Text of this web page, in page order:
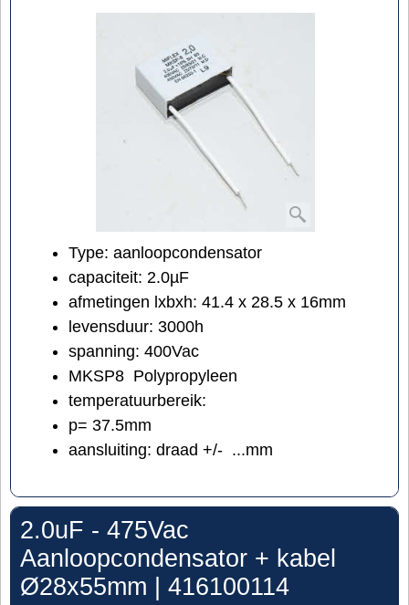
Type: aanloopcondensator
capaciteit: 2.0µF
afmetingen lxbxh: 41.4 x 28.5 x 16mm
levensduur: 3000h
spanning: 400Vac
MKSP8 Polypropyleen
temperatuurbereik:
p= 37.5mm
aansluiting: draad +/- ...mm
2.0uF - 475Vac
Aanloopcondensator + kabel
Ø28x55mm | 416100114